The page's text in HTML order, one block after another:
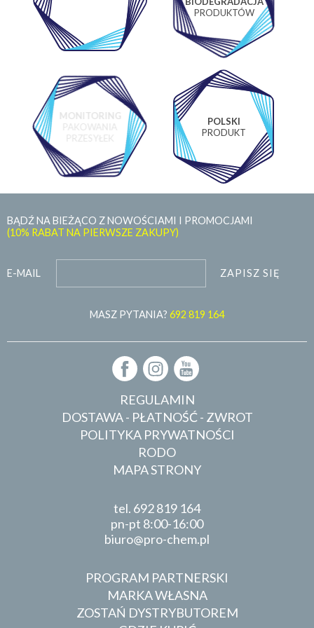
PRODUKTÓW
MONITORING
PAKOWANIA
PRZESYŁEK
POLSKI
PRODUKT
BĄDŹ NA BIEŻĄCO Z NOWOŚCIAMI I PROMOCJAMI
(10% RABAT NA PIERWSZE ZAKUPY)
E-MAIL ZAPISZ SIĘ
MASZ PYTANIA? 692 819 164
REGULAMIN
DOSTAWA - PŁATNOŚĆ - ZWROT
POLITYKA PRYWATNOŚCI
RODO
MAPA STRONY
tel. 692 819 164
pn-pt 8:00-16:00
biuro
pro-chem.pl
PROGRAM PARTNERSKI
MARKA WŁASNA
ZOSTAŃ DYSTRYBUTOREM